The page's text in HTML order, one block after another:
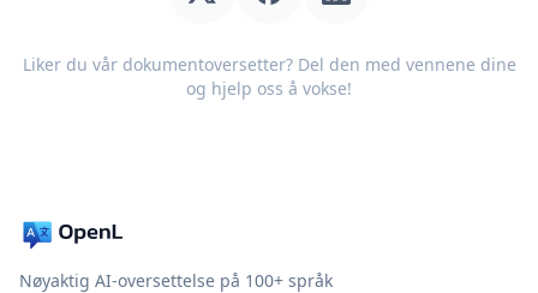
Liker du vår dokumentoversetter? Del den med vennene dine
og hjelp oss å vokse!
Nøyaktig AI-oversettelse på 100+ språk